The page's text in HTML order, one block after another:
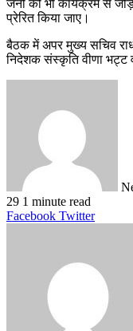
जनों को भी कार्यक्रम से
प्रेरित किया जाए।
बैठक में अपर मुख्य सचिव
निदेशक संस्कृति वीणा भट्ट
29 1 minute read
Facebook TwitterLinkedIn
Tumblr
Pinterest
Reddit
Share
Print